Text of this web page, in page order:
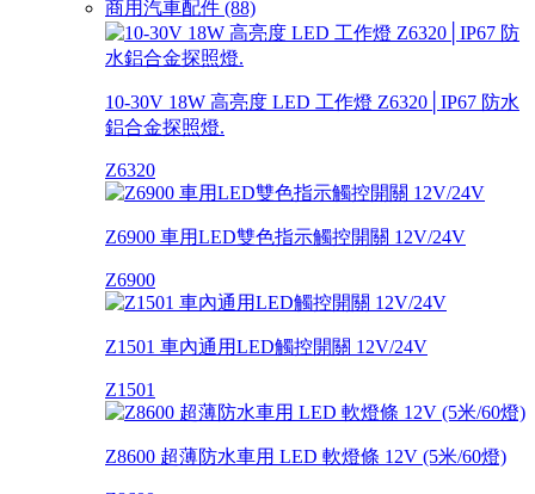
商用汽車配件 (88)
10-30V 18W 高亮度 LED 工作燈 Z6320│IP67 防水
鋁合金探照燈.
Z6320
Z6900 車用LED雙色指示觸控開關 12V/24V
Z6900
Z1501 車內通用LED觸控開關 12V/24V
Z1501
Z8600 超薄防水車用 LED 軟燈條 12V (5米/60燈)